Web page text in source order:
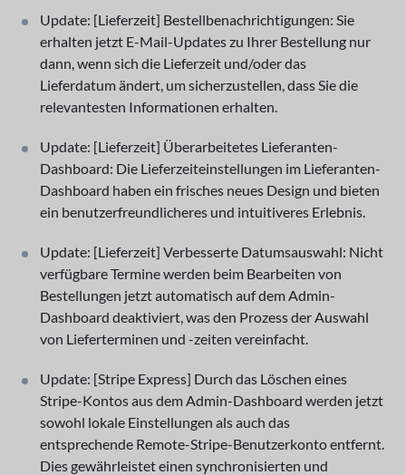
Update: [Lieferzeit] Bestellbenachrichtigungen: Sie
erhalten jetzt E-Mail-Updates zu Ihrer Bestellung nur
dann, wenn sich die Lieferzeit und/oder das
Lieferdatum ändert, um sicherzustellen, dass Sie die
relevantesten Informationen erhalten.
Update: [Lieferzeit] Überarbeitetes Lieferanten-
Dashboard: Die Lieferzeiteinstellungen im Lieferanten-
Dashboard haben ein frisches neues Design und bieten
ein benutzerfreundlicheres und intuitiveres Erlebnis.
Update: [Lieferzeit] Verbesserte Datumsauswahl: Nicht
verfügbare Termine werden beim Bearbeiten von
Bestellungen jetzt automatisch auf dem Admin-
Dashboard deaktiviert, was den Prozess der Auswahl
von Lieferterminen und -zeiten vereinfacht.
Update: [Stripe Express] Durch das Löschen eines
Stripe-Kontos aus dem Admin-Dashboard werden jetzt
sowohl lokale Einstellungen als auch das
entsprechende Remote-Stripe-Benutzerkonto entfernt.
Dies gewährleistet einen synchronisierten und